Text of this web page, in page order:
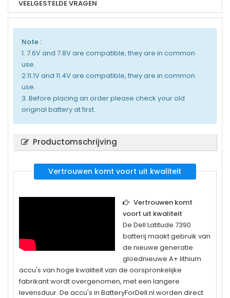
VEELGESTELDE VRAGEN
Note :
1. 7.6V and 7.8V are compatible, they are in common
use.
2.11.1V and 11.4V are compatible, they are in common
use.
3. Before placing an order please check your old
original battery at first.
Productomschrijving
Vertrouwen komt voort uit kwaliteit
Vertrouwen komt
voort uit kwaliteit
De Dell Latitude 7390
batterij maakt gebruik van
de nieuwe generatie
gloednieuwe A+ lithium
accu's van hoge kwaliteit van de oorspronkelijke
fabrikant wordt overgenomen, met een langere
levensduur. De accu's in BatteryForDell.nl worden direct